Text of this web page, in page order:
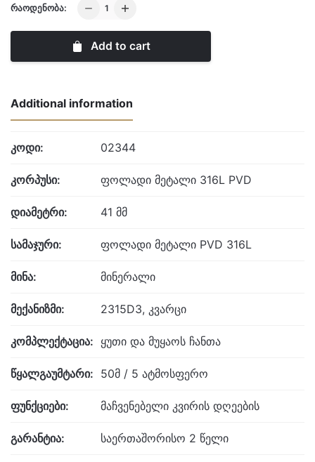
ᲠᲐᲝᲓᲔᲜᲝᲑᲐ:
RAHO
Add to cart
Additional information
კოდი: 02344
კორპუსი: ფოლადი მეტალი 316L PVD
დიამეტრი: 41 მმ
სამაჯური: ფოლადი მეტალი PVD 316L
მინა: მინერალი
მექანიზმი: 2315D3, კვარცი
კომპლექტაცია: ყუთი და მუყაოს ჩანთა
წყალგაუმტარი: 50მ / 5 ატმოსფერო
ფუნქციები: მაჩვენებელი კვირის დღეების
გარანტია: საერთაშორისო 2 წელი